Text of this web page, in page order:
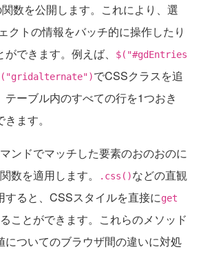
数を公開します。これにより、選
クトの情報をバッチ的に操作したり
できます。例えば、
$("#gdEntries
でCSSクラスを追
テーブル内のすべての行を1つおき
ます。
ンドでマッチした要素のおのおのに
関数を適用します。 .css()などの直観
すると、CSSスタイルを直接にget
ことができます。これらのメソッド
についてのブラウザ間の違いに対処